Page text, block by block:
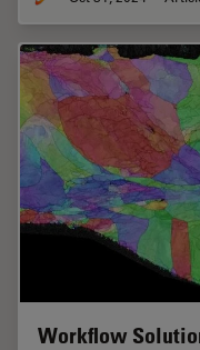
Workflow